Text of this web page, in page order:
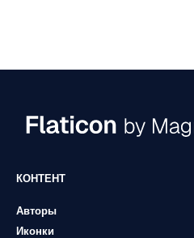
КОНТЕНТ
Авторы
Иконки